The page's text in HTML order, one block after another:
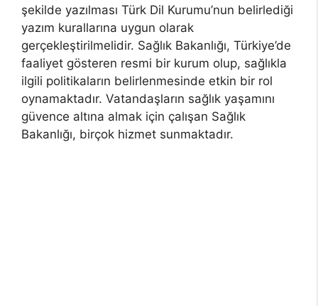
şekilde yazılması Türk Dil Kurumu’nun belirlediği
yazım kurallarına uygun olarak
gerçekleştirilmelidir. Sağlık Bakanlığı, Türkiye’de
faaliyet gösteren resmi bir kurum olup, sağlıkla
ilgili politikaların belirlenmesinde etkin bir rol
oynamaktadır. Vatandaşların sağlık yaşamını
güvence altına almak için çalışan Sağlık
Bakanlığı, birçok hizmet sunmaktadır.